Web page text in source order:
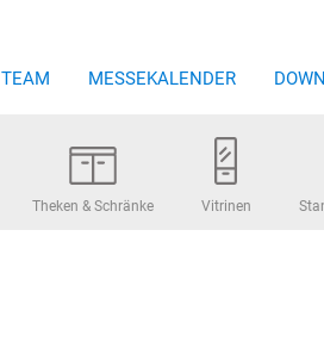
TEAM MESSEKALENDER
Theken & Schränke Vitrinen